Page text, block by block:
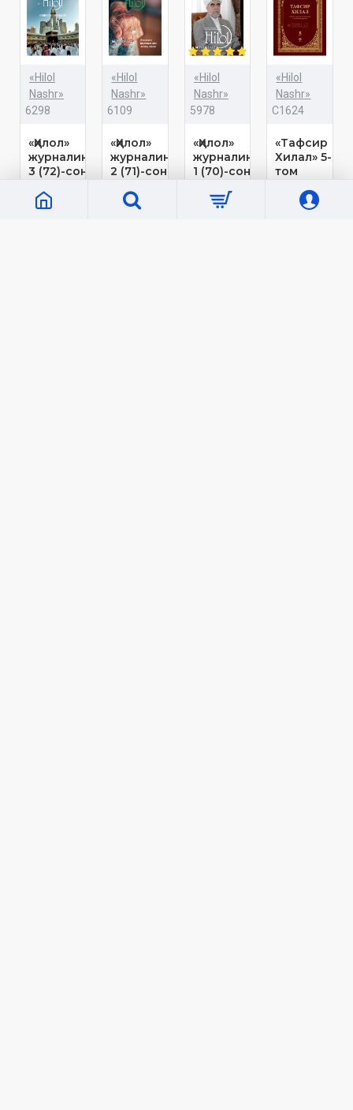
«Hilol
Nashr»
6298
«Ҳилол»
журналининг
3 (72)-сони
10 000 сўм
«Hilol
Nashr»
6109
«Ҳилол»
журналининг
2 (71)-сони
10 000 сўм
«Hilol
Nashr»
5978
«Ҳилол»
журналининг
1 (70)-сони
10 000 сўм
«Hilol
Nashr»
C1624
«Тафсир
Хилал» 5-
том
62 000 сўм